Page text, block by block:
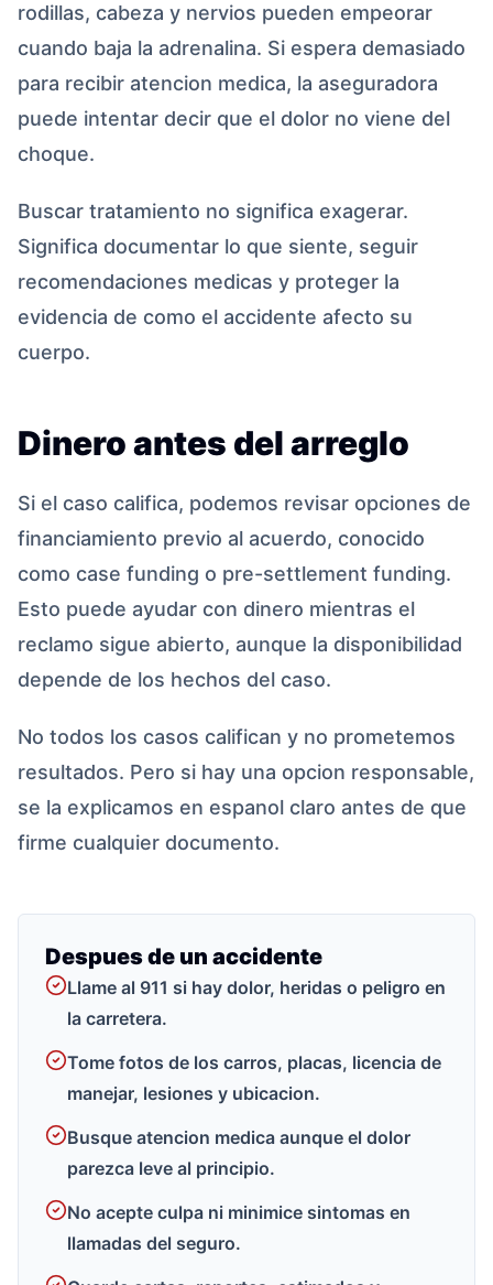
rodillas, cabeza y nervios pueden empeorar
cuando baja la adrenalina. Si espera demasiado
para recibir atencion medica, la aseguradora
puede intentar decir que el dolor no viene del
choque.
Buscar tratamiento no significa exagerar.
Significa documentar lo que siente, seguir
recomendaciones medicas y proteger la
evidencia de como el accidente afecto su
cuerpo.
Dinero antes del arreglo
Si el caso califica, podemos revisar opciones de
financiamiento previo al acuerdo, conocido
como case funding o pre-settlement funding.
Esto puede ayudar con dinero mientras el
reclamo sigue abierto, aunque la disponibilidad
depende de los hechos del caso.
No todos los casos califican y no prometemos
resultados. Pero si hay una opcion responsable,
se la explicamos en espanol claro antes de que
firme cualquier documento.
Despues de un accidente
Llame al 911 si hay dolor, heridas o peligro en
la carretera.
Tome fotos de los carros, placas, licencia de
manejar, lesiones y ubicacion.
Busque atencion medica aunque el dolor
parezca leve al principio.
No acepte culpa ni minimice sintomas en
llamadas del seguro.